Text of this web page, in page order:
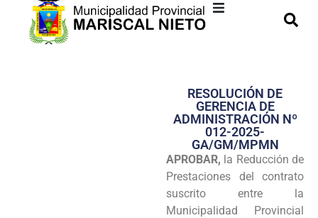
Transparencia
Seguridad
Programas
Intranet
RESOLUCIÓN DE
GERENCIA DE
ADMINISTRACIÓN Nº
012-2025-
GA/GM/MPMN
APROBAR, la Reducción de
Prestaciones del contrato
suscrito entre la
Municipalidad Provincial